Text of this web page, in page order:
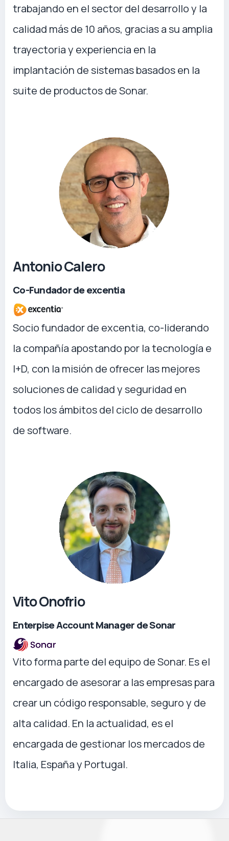
trabajando en el sector del desarrollo y la
calidad más de 10 años, gracias a su amplia
trayectoria y experiencia en la
implantación de sistemas basados en la
suite de productos de Sonar.
Antonio Calero
Co-Fundador de excentia
Socio fundador de excentia, co-liderando
la compañía apostando por la tecnología e
I+D, con la misión de ofrecer las mejores
soluciones de calidad y seguridad en
todos los ámbitos del ciclo de desarrollo
de software.
Vito Onofrio
Enterpise Account Manager de Sonar
Vito forma parte del equipo de Sonar. Es el
encargado de asesorar a las empresas para
crear un código responsable, seguro y de
alta calidad. En la actualidad, es el
encargada de gestionar los mercados de
Italia, España y Portugal.